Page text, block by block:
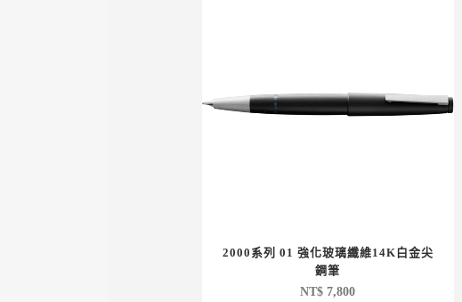
2000系列 01 強化玻璃纖維14K白金尖
鋼筆
NT$ 7,800